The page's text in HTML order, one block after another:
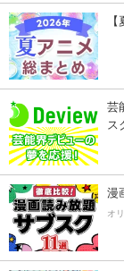
芸
ス
漫
オ